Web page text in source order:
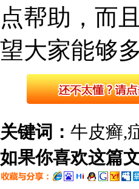
点帮助，而
望大家能够
关键词： 牛皮癣,
如果你喜欢这篇